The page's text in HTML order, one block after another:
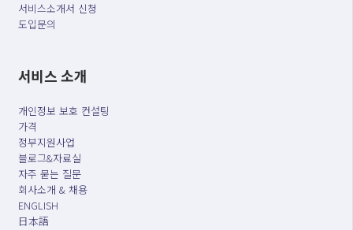
서비스소개서 신청
도입문의
서비스 소개
개인정보 보호 컨설팅
가격
정부지원사업
블로그&자료실
자주 묻는 질문
회사소개 & 채용
ENGLISH
日本語